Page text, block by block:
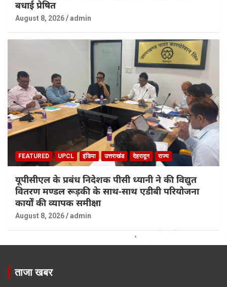
बधाई प्रेषित
August 8, 2026 admin
FEATURED UPCL इंडिया उत्तराखंड देहरादून राज्य
यूपीसीएल के प्रबंध निदेशक पीसी ध्यानी ने की विद्युत
वितरण मण्डल रूड़की के साथ-साथ एडीबी परियोजना
कार्यों की व्यापक समीक्षा
August 8, 2026 admin
ताजा खबर